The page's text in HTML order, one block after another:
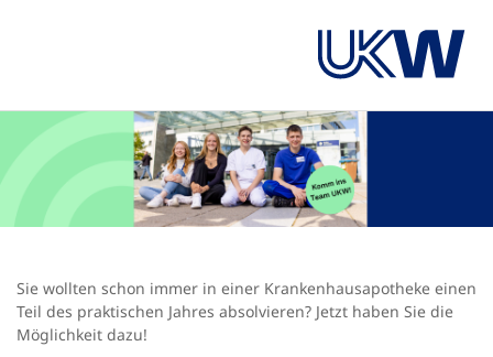
Sie wollten schon immer in einer Krankenhausapotheke einen
Teil des praktischen Jahres absolvieren? Jetzt haben Sie die
Möglichkeit dazu!